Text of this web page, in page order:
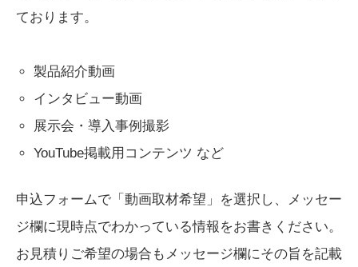
ております。
製品紹介動画
インタビュー動画
展示会・導入事例撮影
YouTube掲載用コンテンツ など
申込フォームで「動画取材希望」を選択し、メッセー
ジ欄に現時点でわかっている情報をお書きください。
お見積りご希望の場合もメッセージ欄にその旨を記載